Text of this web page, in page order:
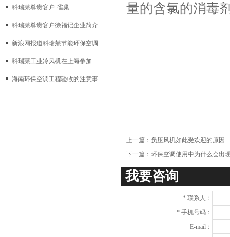
于广州制鞋厂
科瑞莱尊贵客户-雀巢
科瑞莱尊贵客户徐福记企业简介
新浪网报道科瑞莱节能环保空调
扇
科瑞莱工业冷风机在上海参加
2017中国制冷展
海南环保空调工程验收的注意事
量的含氯的消毒
上一篇： 负压风机如此受欢迎的原因
下一篇： 环保空调使用中为什么会出
我要咨询
* 联系人：
* 手机号码：
E-mail：